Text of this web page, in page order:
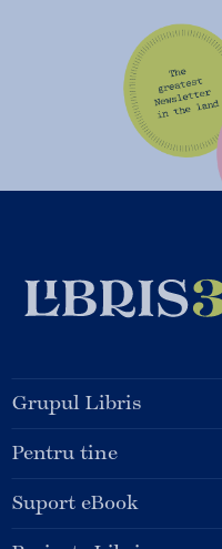
Grupul Libris
Pentru tine
Suport eBook